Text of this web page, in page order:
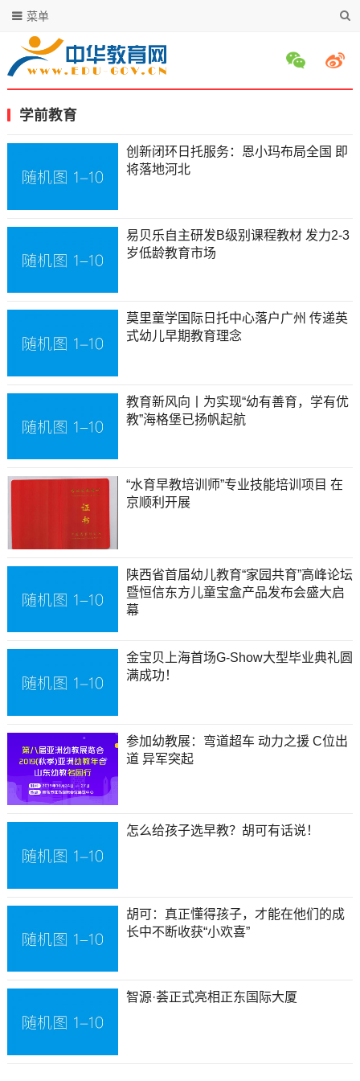
菜单
学前教育
创新闭环日托服务：恩小玛布局全国 即
将落地河北
易贝乐自主研发B级别课程教材 发力2-3
岁低龄教育市场
莫里童学国际日托中心落户广州 传递英
式幼儿早期教育理念
教育新风向丨为实现“幼有善育，学有优
教”海格堡已扬帆起航
“水育早教培训师”专业技能培训项目 在
京顺利开展
陕西省首届幼儿教育“家园共育”高峰论坛
暨恒信东方儿童宝盒产品发布会盛大启
幕
金宝贝上海首场G-Show大型毕业典礼圆
满成功！
参加幼教展：弯道超车 动力之援 C位出
道 异军突起
怎么给孩子选早教？胡可有话说！
胡可：真正懂得孩子，才能在他们的成
长中不断收获“小欢喜”
智源·荟正式亮相正东国际大厦